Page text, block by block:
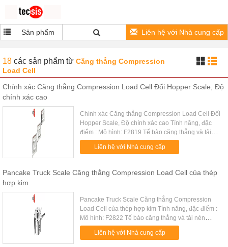
Sản phẩm Liên hệ với Nhà cung cấp
18 các sản phẩm từ Căng thẳng Compression
Load Cell
Chính xác Căng thẳng Compression Load Cell Đối Hopper Scale, Độ
chính xác cao
Chính xác Căng thẳng Compression Load Cell Đối
Hopper Scale, Độ chính xác cao Tính năng, đặc
điểm : Mô hình: F2819 Tế bào căng thẳng và tải
nén Chính xác toàn diện cao, ổn định cao gắn bên
dễ dàng Được làm bằng ...
Liên hệ với Nhà cung cấp
Pancake Truck Scale Căng thẳng Compression Load Cell của thép
hợp kim
Pancake Truck Scale Căng thẳng Compression
Load Cell của thép hợp kim Tính năng, đặc điểm :
Mô hình: F2822 Tế bào căng thẳng và tải nén
Chính xác toàn diện cao, ổn định cao Được làm
bằng thép hợp kim Công suất: ...
Liên hệ với Nhà cung cấp